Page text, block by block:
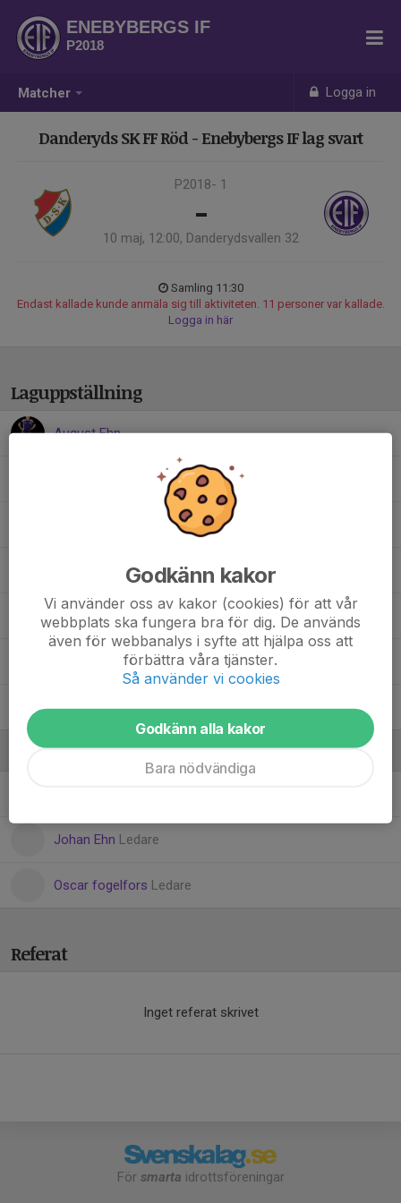
Matcher Logga in
ENEBYBERGS IF
P2018
Danderyds SK FF Röd - Enebybergs IF lag svart
P2018- 1
-
10 maj, 12:00, Danderydsvallen 32
Samling 11:30
Endast kallade kunde anmäla sig till aktiviteten. 11 personer var kallade.
Logga in här
Laguppställning
August Ehn
Charlie Helgesson
Frank Levander
Oliver de Maré
Ledare
Johan Ehn Ledare
Oscar fogelfors Ledare
Referat
Inget referat skrivet
För smarta idrottsföreningar
Godkänn kakor
Vi använder oss av kakor (cookies) för att vår
webbplats ska fungera bra för dig. De används
även för webbanalys i syfte att hjälpa oss att
förbättra våra tjänster.
Så använder vi cookies
Godkänn alla kakor
Bara nödvändiga